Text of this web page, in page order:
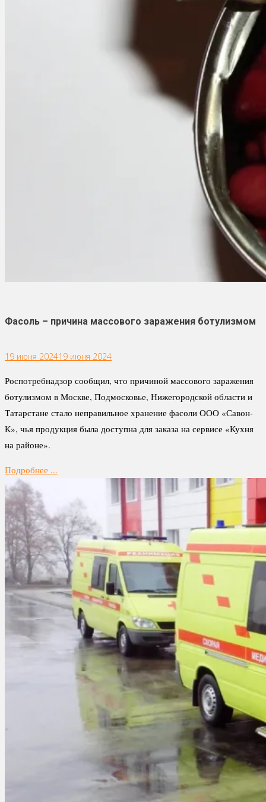
Фасоль – причина массового заражения ботулизмом
19 июня 202419 июня 2024
Роспотребнадзор сообщил, что причиной массового заражения
ботулизмом в Москве, Подмосковье, Нижегородской области и
Татарстане стало неправильное хранение фасоли ООО «Савон-
К», чья продукция была доступна для заказа на сервисе «Кухня
на районе».
Подробнее ...